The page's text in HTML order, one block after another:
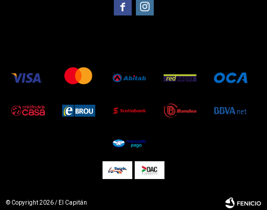
 
© Copyright 2026 / El Capitán